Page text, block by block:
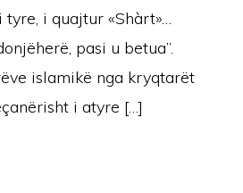
i quajtur «Shàrt»…
pasi u betua”.
islamikë nga kryqtarët
i atyre […]